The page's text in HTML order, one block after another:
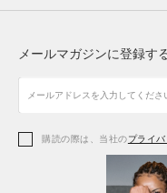
アクセサリー
アクセサリー
シューズ
アクセサリー
シューズ
メールマガジンに登録す
購読の際は、当社のプライ